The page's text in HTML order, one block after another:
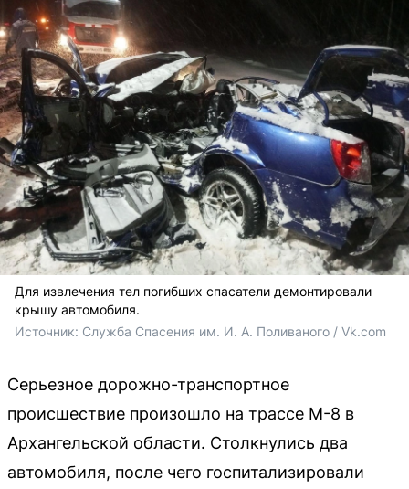
Для извлечения тел погибших спасатели демонтировали
крышу автомобиля.
Источник: Служба Спасения им. И. А. Поливаного / Vk.com
Серьезное дорожно-транспортное
происшествие произошло на трассе М-8 в
Архангельской области. Столкнулись два
автомобиля, после чего госпитализировали